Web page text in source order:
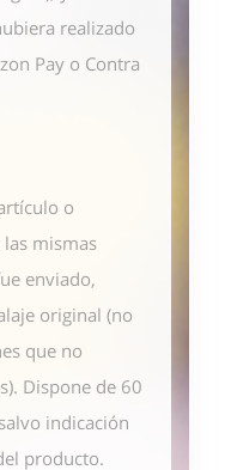
realizado
Pay o Contra
o
mismas
enviado,
original (no
que no
Dispone de 60
indicación
producto.